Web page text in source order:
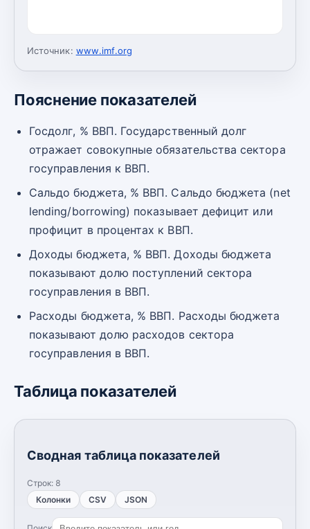
Источник: www.imf.org
Пояснение показателей
Госдолг, % ВВП. Государственный долг
отражает совокупные обязательства сектора
госуправления к ВВП.
Сальдо бюджета, % ВВП. Сальдо бюджета (net
lending/borrowing) показывает дефицит или
профицит в процентах к ВВП.
Доходы бюджета, % ВВП. Доходы бюджета
показывают долю поступлений сектора
госуправления в ВВП.
Расходы бюджета, % ВВП. Расходы бюджета
показывают долю расходов сектора
госуправления в ВВП.
Таблица показателей
Сводная таблица показателей
Строк: 8
Колонки
CSV JSON